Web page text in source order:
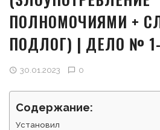
ПОЛНОМОЧИЯМИ +
ПОДЛОГ) | ДЕЛО №
30.01.2023 0
Содержание:
Установил